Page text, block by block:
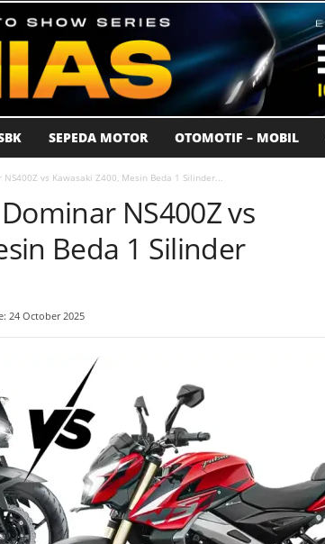
SEPEDA MOTOR OTOMOTIF – MOBIL
vs Kawasaki Z400, Mesin Beda 1 Silinder...
NS400Z vs
Beda 1 Silinder
24 October 2025